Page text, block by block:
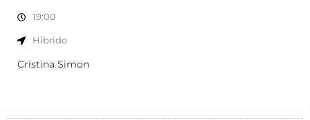
19:00
Híbrido
Cristina Simon